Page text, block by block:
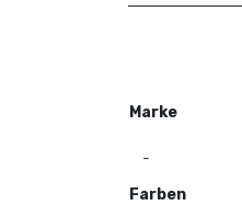
Marke
Farben